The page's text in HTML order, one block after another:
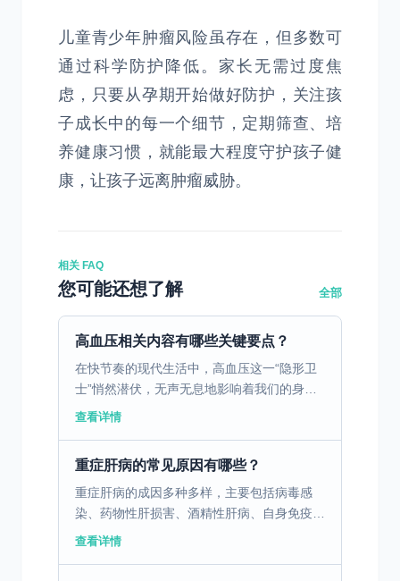
儿童青少年肿瘤风险虽存在，但多数可
通过科学防护降低。家长无需过度焦
虑，只要从孕期开始做好防护，关注孩
子成长中的每一个细节，定期筛查、培
养健康习惯，就能最大程度守护孩子健
康，让孩子远离肿瘤威胁。
相关 FAQ
您可能还想了解 全部
高血压相关内容有哪些关键要点？
在快节奏的现代生活中，高血压这一“隐形卫
士”悄然潜伏，无声无息地影响着我们的身体
健康。高血压，简而言之，就是血液在血管中
查看详情
重症肝病的常见原因有哪些？
重症肝病的成因多种多样，主要包括病毒感
染、药物性肝损害、酒精性肝病、自身免疫性
肝病等。其中，肝炎病毒感染是最常见的病因
查看详情